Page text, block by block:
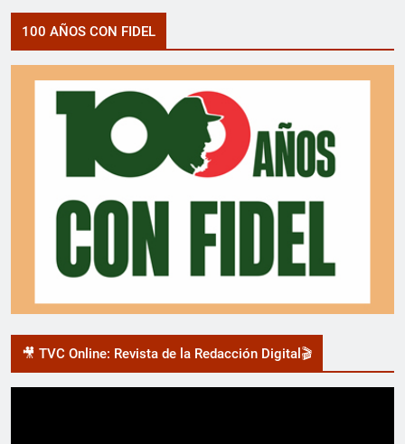
100 AÑOS CON FIDEL
🎥 TVC Online: Revista de la Redacción Digital🎬